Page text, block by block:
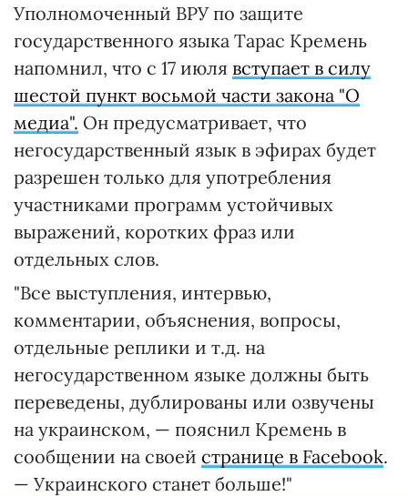
Уполномоченный ВРУ по защите
государственного языка Тарас Кремень
напомнил, что с 17 июля вступает в силу
шестой пункт восьмой части закона "О
медиа". Он предусматривает, что
негосударственный язык в эфирах будет
разрешен только для употребления
участниками программ устойчивых
выражений, коротких фраз или
отдельных слов.
"Все выступления, интервью,
комментарии, объяснения, вопросы,
отдельные реплики и т.д. на
негосударственном языке должны быть
переведены, дублированы или озвучены
на украинском, — пояснил Кремень в
сообщении на своей странице в Facebook.
— Украинского станет больше!"